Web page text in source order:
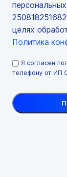
целях
Политика
Я согласен
телефону от ИП